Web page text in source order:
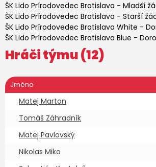
ŠK Lido Prírodovedec Bratislava - Mladší
ŠK Lido Prírodovedec Bratislava - Starší
ŠK Lido Prírodovedec Bratislava White -
ŠK Lido Prírodovedec Bratislava Blue -
Hráči týmu (12)
Jméno
Matej Marton
Tomáš Záhradník
Matej Pavlovský
Nikolas Miko